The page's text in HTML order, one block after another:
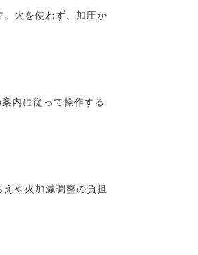
火を使わず、加圧か
内に従って操作する
や火加減調整の負担